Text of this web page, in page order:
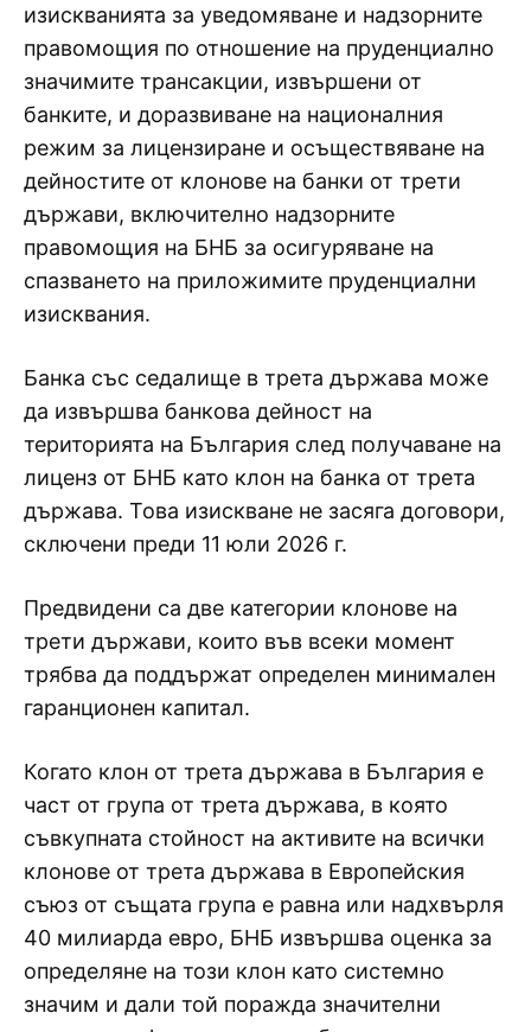
изискванията за уведомяване и надзорните
правомощия по отношение на пруденциално
значимите трансакции, извършени от
банките, и доразвиване на националния
режим за лицензиране и осъществяване на
дейностите от клонове на банки от трети
държави, включително надзорните
правомощия на БНБ за осигуряване на
спазването на приложимите пруденциални
изисквания.
Банка със седалище в трета държава може
да извършва банкова дейност на
територията на България след получаване на
лиценз от БНБ като клон на банка от трета
държава. Това изискване не засяга договори,
сключени преди 11 юли 2026 г.
Предвидени са две категории клонове на
трети държави, които във всеки момент
трябва да поддържат определен минимален
гаранционен капитал.
Когато клон от трета държава в България е
част от група от трета държава, в която
съвкупната стойност на активите на всички
клонове от трета държава в Европейския
съюз от същата група е равна или надхвърля
40 милиарда евро, БНБ извършва оценка за
определяне на този клон като системно
значим и дали той поражда значителни